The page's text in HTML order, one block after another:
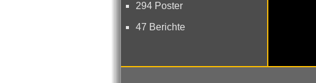
294 Poster
47 Berichte